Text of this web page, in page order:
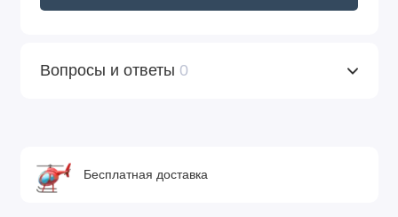
Вопросы и ответы 0
Бесплатная доставка